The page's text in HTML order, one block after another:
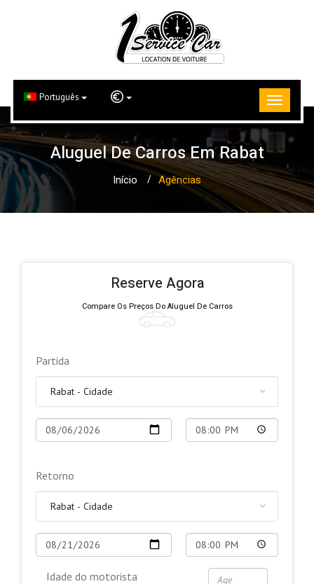
Português
Aluguel De Carros Em Rabat
Início Agências
Reserve Agora
Compare Os Preços Do Aluguel De Carros
Partida
Retorno
Idade do motorista